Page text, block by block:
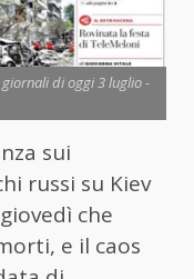
di oggi 3 luglio -
sui
russi su Kiev
che
e il caos